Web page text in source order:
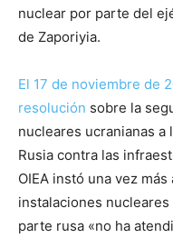
nuclear por parte del
de Zaporiyia.
El 17 de noviembre de
resolución sobre la
nucleares ucranianas a
Rusia contra las
OIEA instó una vez
instalaciones
parte rusa «no ha